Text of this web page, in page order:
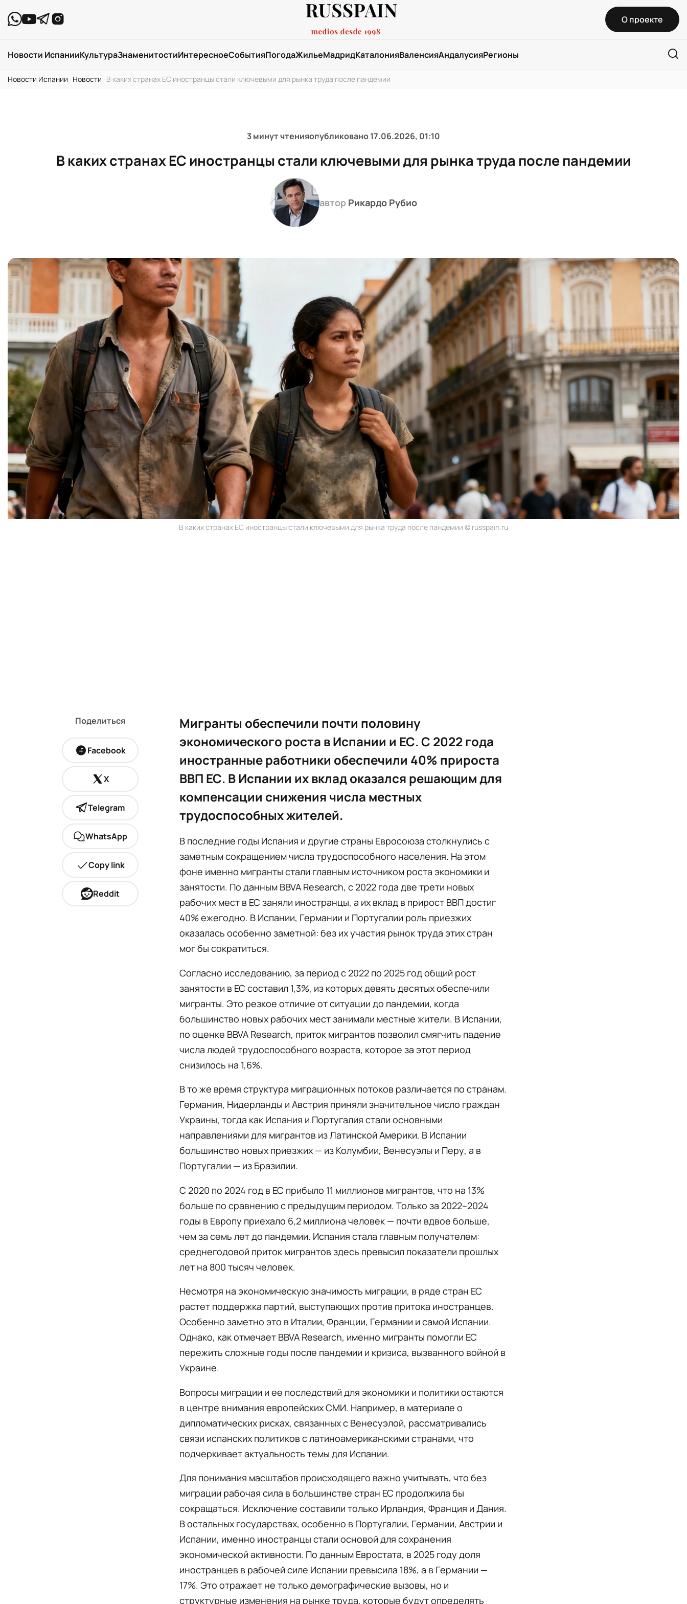
О проекте
Новости ИспанииКультураЗнаменитостиИнтересноеСобытияПогодаЖильеМадридКаталонияВаленсияАндалусияРегионы
Новости Испании Новости В каких странах ЕС иностранцы стали ключевыми для рынка труда после пандемии
3 минут чтенияопубликовано17.06.2026, 01:10
В каких странах ЕС иностранцы стали ключевыми для рынка труда после пандемии
автор Рикардо Рубио
В каких странах ЕС иностранцы стали ключевыми для рынка труда после пандемии © russpain.ru
Поделиться
Facebook
X
Telegram
WhatsApp
Copy link
Reddit
Мигранты обеспечили почти половину
экономического роста в Испании и ЕС. С 2022 года
иностранные работники обеспечили 40% прироста
ВВП ЕС. В Испании их вклад оказался решающим для
компенсации снижения числа местных
трудоспособных жителей.
В последние годы Испания и другие страны Евросоюза столкнулись с
заметным сокращением числа трудоспособного населения. На этом
фоне именно мигранты стали главным источником роста экономики и
занятости. По данным BBVA Research, с 2022 года две трети новых
рабочих мест в ЕС заняли иностранцы, а их вклад в прирост ВВП достиг
40% ежегодно. В Испании, Германии и Португалии роль приезжих
оказалась особенно заметной: без их участия рынок труда этих стран
мог бы сократиться.
Согласно исследованию, за период с 2022 по 2025 год общий рост
занятости в ЕС составил 1,3%, из которых девять десятых обеспечили
мигранты. Это резкое отличие от ситуации до пандемии, когда
большинство новых рабочих мест занимали местные жители. В Испании,
по оценке BBVA Research, приток мигрантов позволил смягчить падение
числа людей трудоспособного возраста, которое за этот период
снизилось на 1,6%.
В то же время структура миграционных потоков различается по странам.
Германия, Нидерланды и Австрия приняли значительное число граждан
Украины, тогда как Испания и Португалия стали основными
направлениями для мигрантов из Латинской Америки. В Испании
большинство новых приезжих — из Колумбии, Венесуэлы и Перу, а в
Португалии — из Бразилии.
С 2020 по 2024 год в ЕС прибыло 11 миллионов мигрантов, что на 13%
больше по сравнению с предыдущим периодом. Только за 2022–2024
годы в Европу приехало 6,2 миллиона человек — почти вдвое больше,
чем за семь лет до пандемии. Испания стала главным получателем:
среднегодовой приток мигрантов здесь превысил показатели прошлых
лет на 800 тысяч человек.
Несмотря на экономическую значимость миграции, в ряде стран ЕС
растет поддержка партий, выступающих против притока иностранцев.
Особенно заметно это в Италии, Франции, Германии и самой Испании.
Однако, как отмечает BBVA Research, именно мигранты помогли ЕС
пережить сложные годы после пандемии и кризиса, вызванного войной в
Украине.
Вопросы миграции и ее последствий для экономики и политики остаются
в центре внимания европейских СМИ. Например, в материале о
дипломатических рисках, связанных с Венесуэлой, рассматривались
связи испанских политиков с латиноамериканскими странами, что
подчеркивает актуальность темы для Испании.
Для понимания масштабов происходящего важно учитывать, что без
миграции рабочая сила в большинстве стран ЕС продолжила бы
сокращаться. Исключение составили только Ирландия, Франция и Дания.
В остальных государствах, особенно в Португалии, Германии, Австрии и
Испании, именно иностранцы стали основой для сохранения
экономической активности. По данным Евростата, в 2025 году доля
иностранцев в рабочей силе Испании превысила 18%, а в Германии —
17%. Это отражает не только демографические вызовы, но и
структурные изменения на рынке труда, которые будут определять